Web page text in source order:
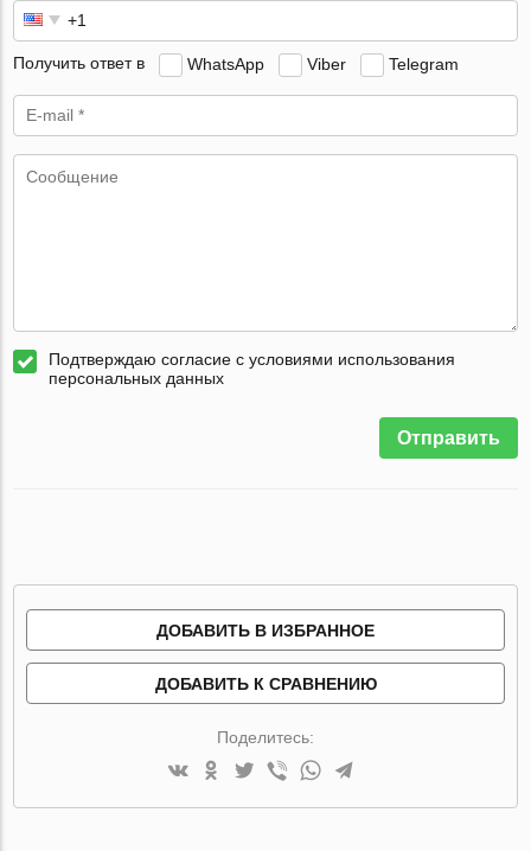
Получить ответ в WhatsApp Viber Telegram
Подтверждаю согласие с условиями использования
персональных данных
Отправить
ДОБАВИТЬ В ИЗБРАННОЕ
ДОБАВИТЬ К СРАВНЕНИЮ
Поделитесь: